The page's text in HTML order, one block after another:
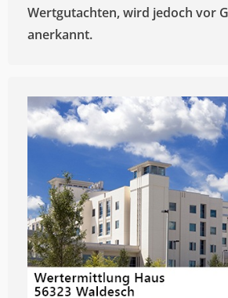
Wertgutachten, wird jedoch vor
anerkannt.